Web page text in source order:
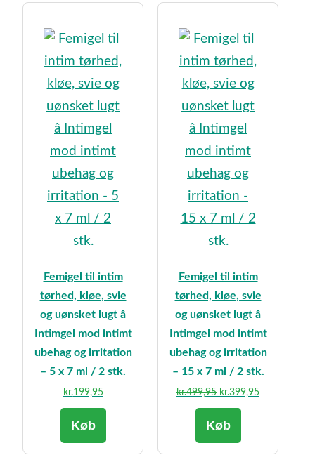
Femigel til intim
tørhed, kløe, svie
og uønsket lugt â
Intimgel mod intimt
ubehag og irritation
– 5 x 7 ml / 2 stk.
kr.199,95
Køb
Femigel til intim
tørhed, kløe, svie
og uønsket lugt â
Intimgel mod intimt
ubehag og irritation
– 15 x 7 ml / 2 stk.
kr.499,95 Den
oprindelige
pris
kr.499,95.
kr.399,95Den
kr.399,95.
Køb